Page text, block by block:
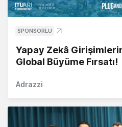
SPONSORLU
Yapay Zekâ
Global Büyüme Fırsatı!
Adrazzi